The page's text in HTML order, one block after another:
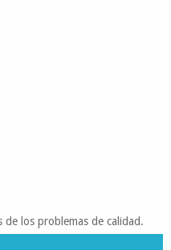
de los problemas de calidad.​